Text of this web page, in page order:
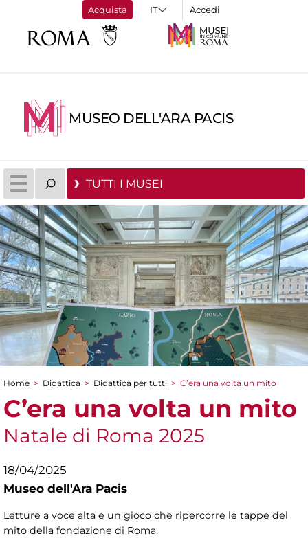
Acquista Accedi
MUSEO DELL'ARA PACIS
TUTTI I MUSEI
Tu sei qui
Home > Didattica > Didattica per tutti > C’era una volta un mito
C’era una volta un mito
Natale di Roma 2025
18/04/2025
Museo dell'Ara Pacis
Letture a voce alta e un gioco che ripercorre le tappe del
mito della fondazione di Roma.